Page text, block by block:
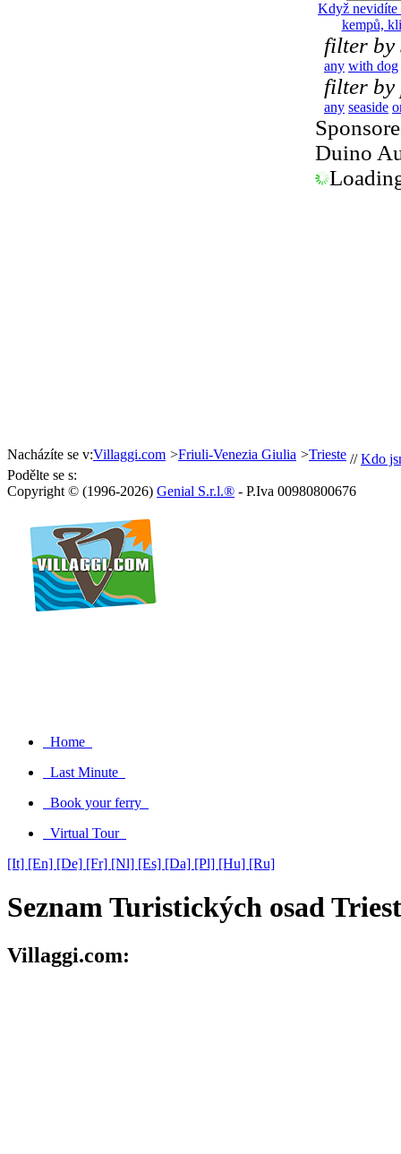
Když nevidíte
kempů,
filter by
any with dog
filter by
any seaside
Duino
Nacházíte se v:Villaggi.com >Friuli-Venezia Giulia >Trieste //Kdo
Podělte se s:
Copyright © (1996-2026) Genial S.r.l.® - P.Iva 00980800676
Home
Last Minute
Book your ferry
Virtual Tour
[It] [En] [De] [Fr] [Nl] [Es] [Da] [Pl] [Hu] [Ru]
Seznam Turistických osad
Villaggi.com: